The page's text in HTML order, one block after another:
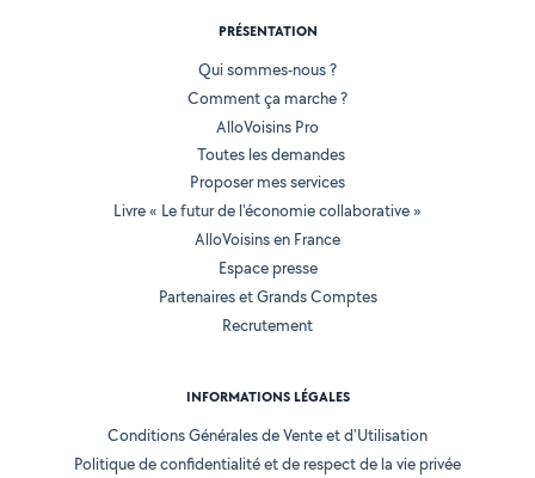
PRÉSENTATION
Qui sommes-nous ?
Comment ça marche ?
AlloVoisins Pro
Toutes les demandes
Proposer mes services
Livre « Le futur de l'économie collaborative »
AlloVoisins en France
Espace presse
Partenaires et Grands Comptes
Recrutement
INFORMATIONS LÉGALES
Conditions Générales de Vente et d'Utilisation
Politique de confidentialité et de respect de la vie privée